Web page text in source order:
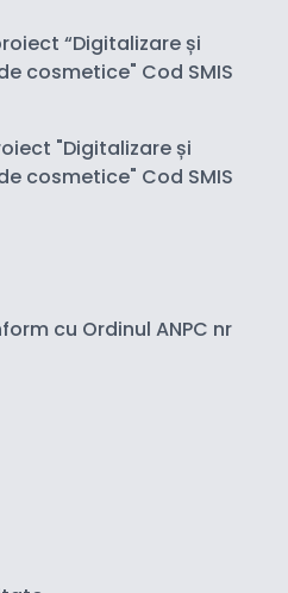
“Digitalizare și
cosmetice" Cod SMIS
"Digitalizare și
cosmetice" Cod SMIS
cu Ordinul ANPC nr